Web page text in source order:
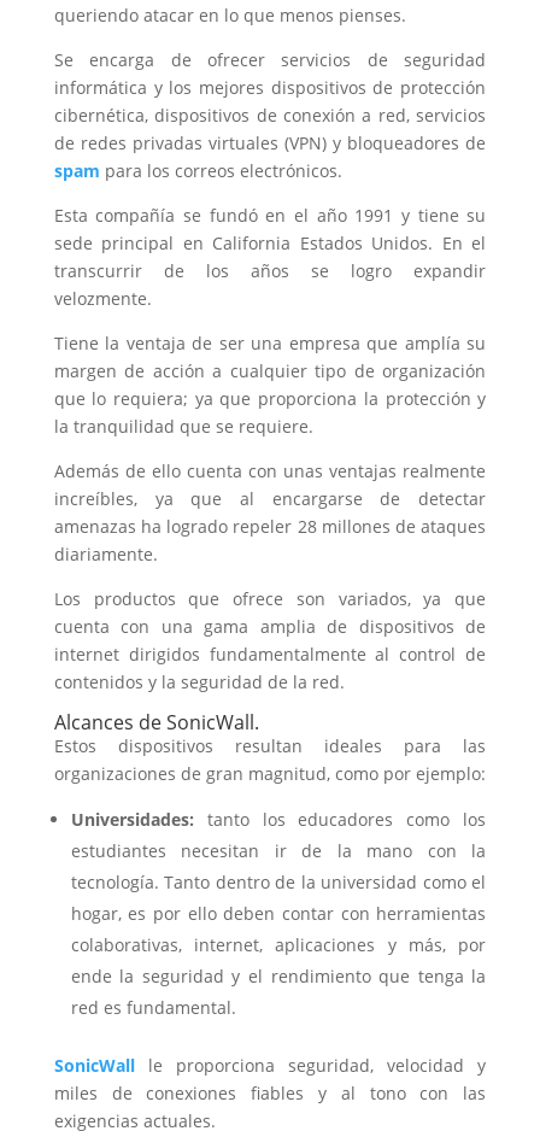
queriendo atacar en lo que menos pienses.
Se encarga de ofrecer servicios de seguridad
informática y los mejores dispositivos de protección
cibernética, dispositivos de conexión a red, servicios
de redes privadas virtuales (VPN) y bloqueadores de
spam para los correos electrónicos.
Esta compañía se fundó en el año 1991 y tiene su
sede principal en California Estados Unidos. En el
transcurrir de los años se logro expandir
velozmente.
Tiene la ventaja de ser una empresa que amplía su
margen de acción a cualquier tipo de organización
que lo requiera; ya que proporciona la protección y
la tranquilidad que se requiere.
Además de ello cuenta con unas ventajas realmente
increíbles, ya que al encargarse de detectar
amenazas ha logrado repeler 28 millones de ataques
diariamente.
Los productos que ofrece son variados, ya que
cuenta con una gama amplia de dispositivos de
internet dirigidos fundamentalmente al control de
contenidos y la seguridad de la red.
Alcances de SonicWall.
Estos dispositivos resultan ideales para las
organizaciones de gran magnitud, como por ejemplo:
Universidades: tanto los educadores como los
estudiantes necesitan ir de la mano con la
tecnología. Tanto dentro de la universidad como el
hogar, es por ello deben contar con herramientas
colaborativas, internet, aplicaciones y más, por
ende la seguridad y el rendimiento que tenga la
red es fundamental.
SonicWall le proporciona seguridad, velocidad y
miles de conexiones fiables y al tono con las
exigencias actuales.